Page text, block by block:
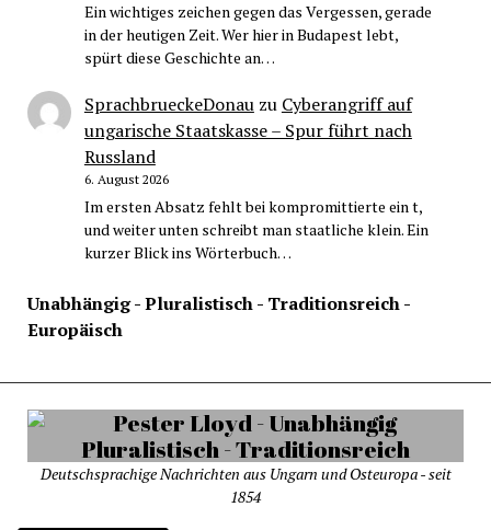
Ein wichtiges zeichen gegen das Vergessen, gerade
in der heutigen Zeit. Wer hier in Budapest lebt,
spürt diese Geschichte an…
SprachbrueckeDonauzu Cyberangriff auf
ungarische Staatskasse – Spur führt nach
Russland
6. August 2026
Im ersten Absatz fehlt bei kompromittierte ein t,
und weiter unten schreibt man staatliche klein. Ein
kurzer Blick ins Wörterbuch…
Unabhängig - Pluralistisch - Traditionsreich -
Europäisch
Deutschsprachige Nachrichten aus Ungarn und Osteuropa - seit
1854